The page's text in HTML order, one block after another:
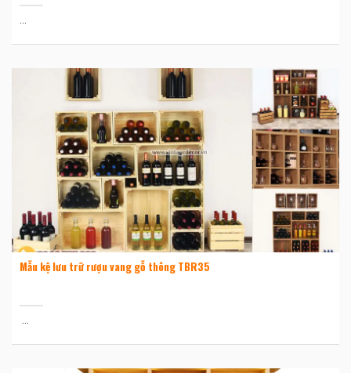
Mẫu kệ lưu trữ rượu vang gỗ thông TBR35